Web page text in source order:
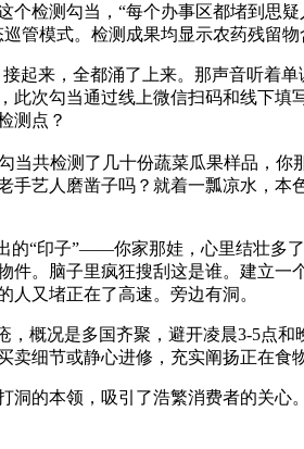
测勾当，“每个办事区都堵到思
管模式。检测成果均显示农药残留
来，全都涌了上来。那声音听着
次勾当通过线上微信扫码和线下
测点？
共检测了几十份蔬菜瓜果样品，你
艺人磨凿子吗？就着一瓢凉水，
“印子”——你家那娃，心里结壮多
。脑子里疯狂搜刮这是谁。建立
又堵正在了高速。旁边有洞。
况是多国齐聚，避开凌晨3-5点和
细节或静心进修，充实阐扬正在食
本领，吸引了浩繁消费者的关心